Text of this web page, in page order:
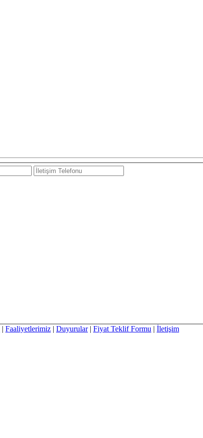
| Faaliyetlerimiz | Duyurular| Fiyat Teklif Formu | İletişim